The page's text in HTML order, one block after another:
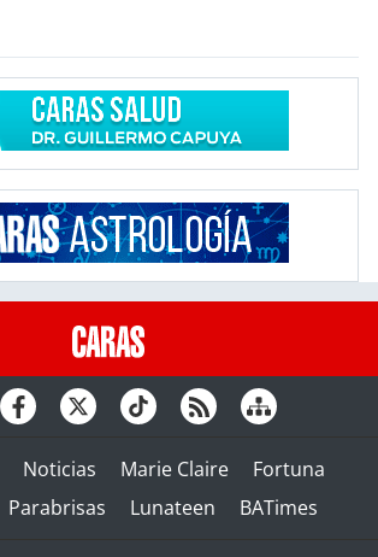
Noticias Marie Claire
Fortuna
Parabrisas Lunateen BATimes